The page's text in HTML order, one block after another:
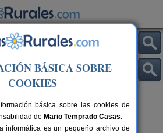
de Las Pedroñeras
BÁSICA SOBRE
COOKIES
básica sobre las cookies de
de Mario Temprado Casas.
informática es un pequeño archivo de